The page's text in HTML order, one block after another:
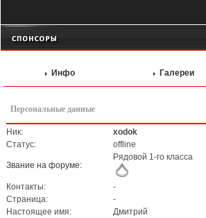
Инфо Галереи
Персональные данные
Ник:
xodok
Статус:
offline
Звание на форуме:
Рядовой 1-го класса
Контакты:
-
Страница:
-
Настоящее имя:
Дмитрий